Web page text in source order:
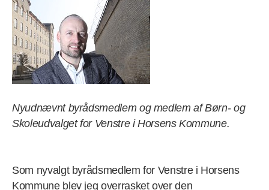
Nyudnævnt byrådsmedlem og medlem af Børn- og
Skoleudvalget for Venstre i Horsens Kommune.
Som nyvalgt byrådsmedlem for Venstre i Horsens
Kommune blev jeg overrasket over den